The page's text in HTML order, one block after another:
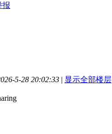
报
5-28 20:02:33 | 显示全部楼层